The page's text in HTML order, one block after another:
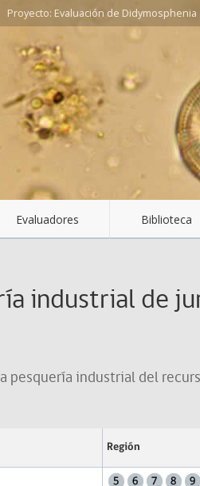
Evaluación de
Evaluadores Biblioteca
industrial de
pesquería industrial del
Región